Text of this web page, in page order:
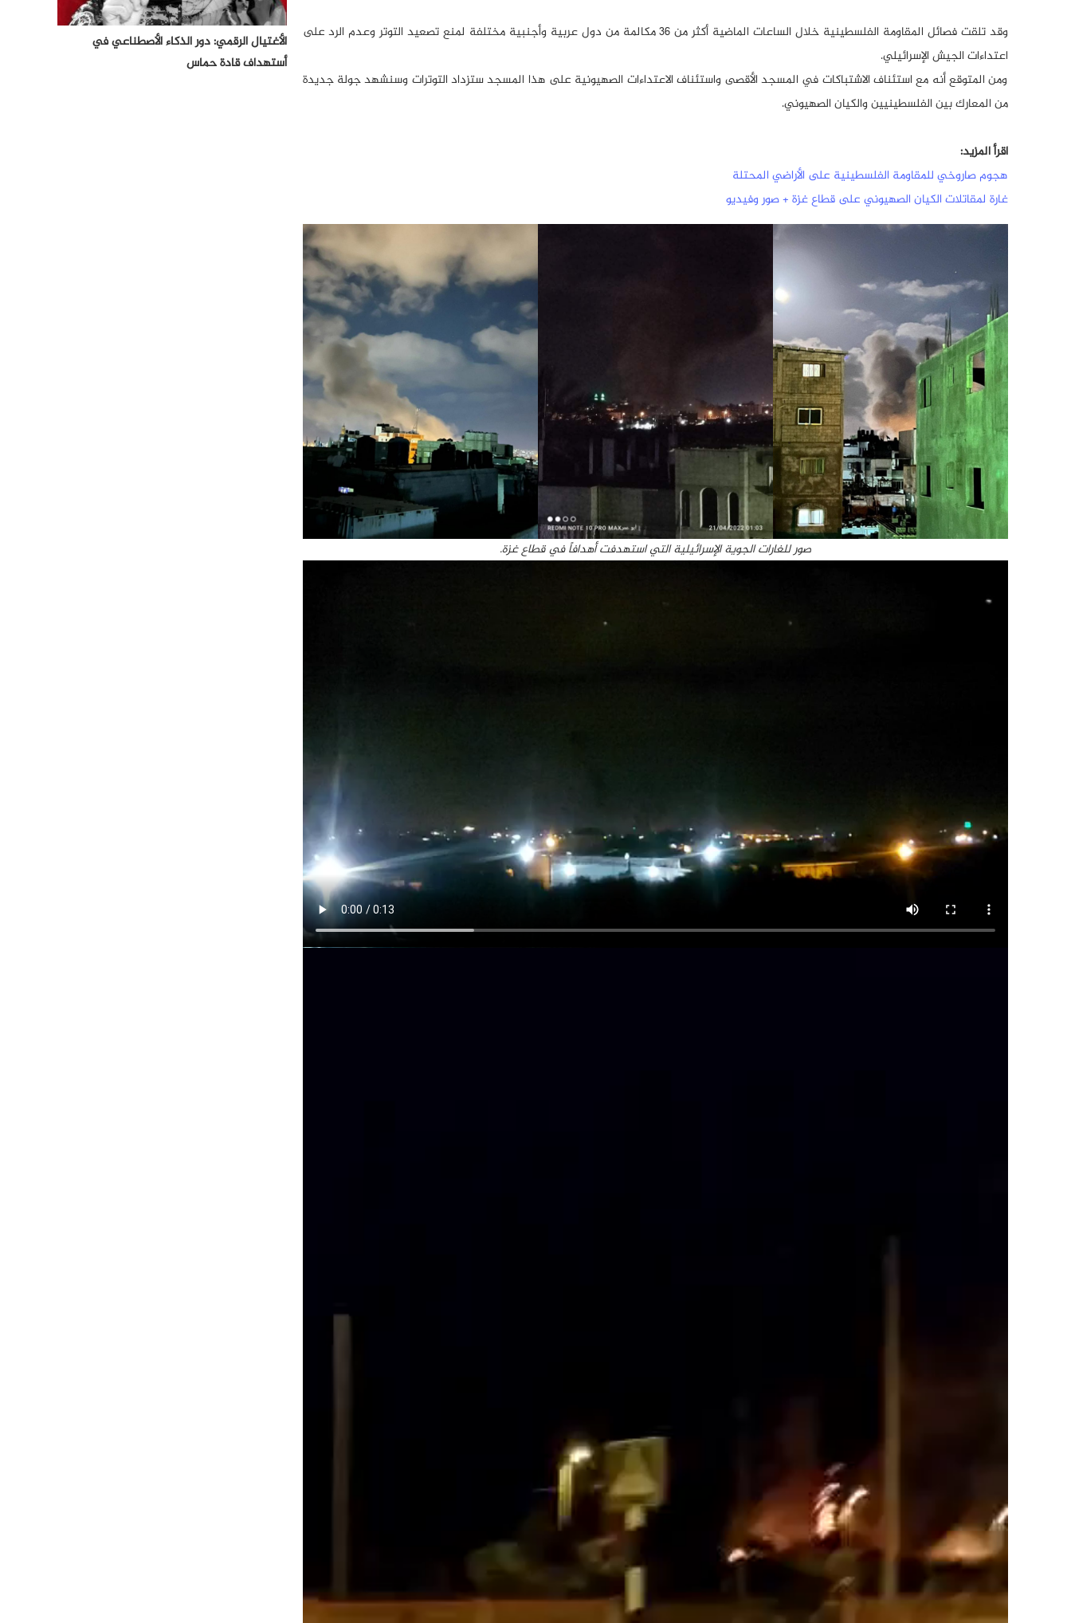
وقد تلقت فصائل المقاومة الفلسطينية خلال الساعات الماضية أكثر من 36 مكالمة من دول عربية وأجنبية مختلفة لمنع تصعيد التوتر وعدم الرد على
اعتداءات الجيش الإسرائيلي.
ومن المتوقع أنه مع استئناف الاشتباكات في المسجد الأقصى واستئناف الاعتداءات الصهيونية على هذا المسجد ستزداد التوترات وسنشهد جولة جديدة
من المعارك بين الفلسطينيين والكيان الصهيوني.
اقرأ المزيد:
هجوم صاروخي للمقاومة الفلسطينية على الأراضي المحتلة
غارة لمقاتلات الكيان الصهيوني على قطاع غزة + صور وفيديو
صور للغارات الجوية الإسرائيلية التي استهدفت أهدافاً في قطاع غزة.
الأغتيال الرقمي: دور الذكاء الأصطناعي في
أستهداف قادة حماس